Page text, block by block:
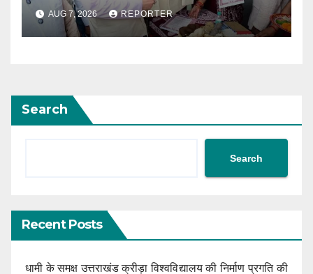
AUG 7, 2026 REPORTER
Search
Search
Recent Posts
धामी के समक्ष उत्तराखंड क्रीड़ा विश्वविद्यालय की निर्माण प्रगति की